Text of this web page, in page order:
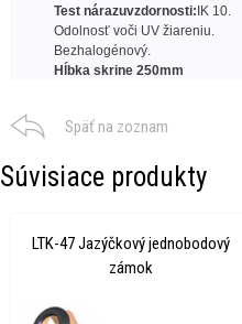
Test nárazuvzdornosti:IK 10.
Odolnosť voči UV žiareniu.
Bezhalogénový.
Hĺbka skrine 250mm
Späť na zoznam
Súvisiace produkty
LTK-47 Jazýčkový jednobodový
zámok